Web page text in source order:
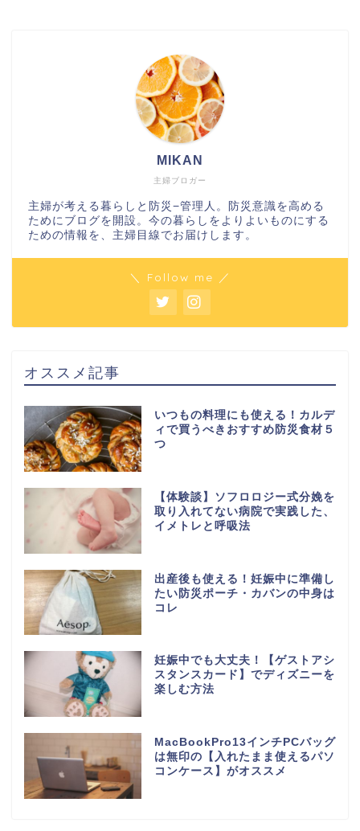
主婦ブロガー
MIKAN
主婦が考える暮らしと防災−管理人。防災意識を高める
ためにブログを開設。今の暮らしをよりよいものにする
ための情報を、主婦目線でお届けします。
＼ Follow me ／
オススメ記事
いつもの料理にも使える！カルデ
ィで買うべきおすすめ防災食材５
つ
【体験談】ソフロロジー式分娩を
取り入れてない病院で実践した、
イメトレと呼吸法
出産後も使える！妊娠中に準備し
たい防災ポーチ・カバンの中身は
コレ
妊娠中でも大丈夫！【ゲストアシ
スタンスカード】でディズニーを
楽しむ方法
MacBookPro13インチPCバッグ
は無印の【入れたまま使えるパソ
コンケース】がオススメ